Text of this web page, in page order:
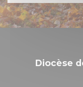
Diocèse